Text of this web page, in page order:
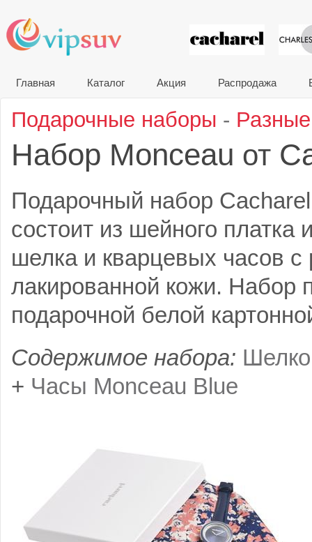
VIP
Главная Каталог Акция Распродажа
Подарочные наборы -
Набор Monceau от
Подарочный набор
состоит из шейного платка
шелка и кварцевых часов
лакированной кожи. Набор
подарочной белой
Содержимое набора:
+ Часы Monceau Blue